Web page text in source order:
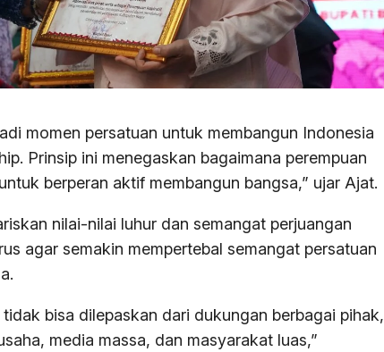
momen persatuan untuk membangun Indonesia
Prinsip ini menegaskan bagaimana perempuan
berperan aktif membangun bangsa,” ujar Ajat.
nilai-nilai luhur dan semangat perjuangan
agar semakin mempertebal semangat persatuan
bisa dilepaskan dari dukungan berbagai pihak,
media massa, dan masyarakat luas,”